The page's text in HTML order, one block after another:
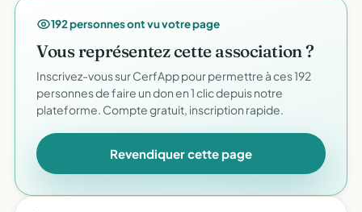
192 personnes ont vu votre page
Vous représentez cette association ?
Inscrivez-vous sur CerfApp pour permettre à ces 192
personnes de faire un don en 1 clic depuis notre
plateforme. Compte gratuit, inscription rapide.
Revendiquer cette page